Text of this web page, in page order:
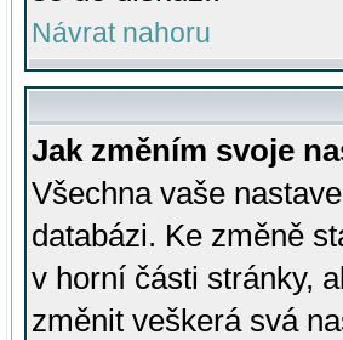
Návrat nahoru
Jak změním svoje
Všechna vaše
databázi. Ke změně
v horní části stránky,
změnit veškerá svá